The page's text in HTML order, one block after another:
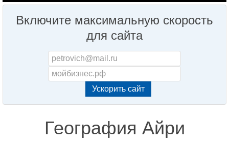
Включите максимальную скорость
для сайта
География Айри